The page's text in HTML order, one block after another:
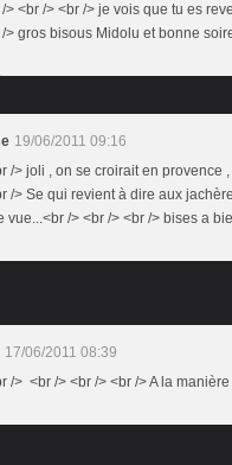
/> <br /> <br /> je vois que tu es
/> gros bisous Midolu et bonne
19/06/2011 09:16
/> joli , on se croirait en provence
/> Se qui revient à dire aux
vue...<br /> <br /> <br /> bises a
17/06/2011 08:39
/> <br /> <br /> <br /> A la